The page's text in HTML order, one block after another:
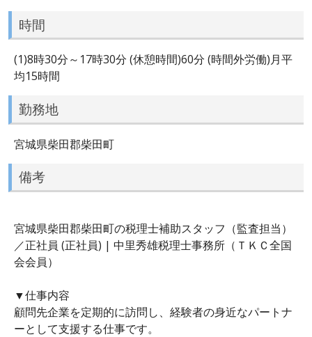
時間
(1)8時30分～17時30分 (休憩時間)60分 (時間外労働)月平
均15時間
勤務地
宮城県柴田郡柴田町
備考
宮城県柴田郡柴田町の税理士補助スタッフ（監査担当）
／正社員 (正社員) | 中里秀雄税理士事務所（ＴＫＣ全国
会会員）
▼仕事内容
顧問先企業を定期的に訪問し、経験者の身近なパートナ
ーとして支援する仕事です。